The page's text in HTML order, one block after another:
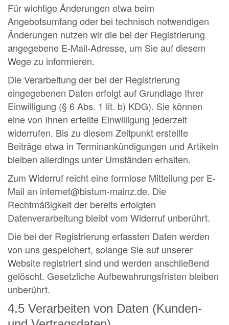
Für wichtige Änderungen etwa beim
Angebotsumfang oder bei technisch notwendigen
Änderungen nutzen wir die bei der Registrierung
angegebene E-Mail-Adresse, um Sie auf diesem
Wege zu informieren.
Die Verarbeitung der bei der Registrierung
eingegebenen Daten erfolgt auf Grundlage Ihrer
Einwilligung (§ 6 Abs. 1 lit. b) KDG). Sie können
eine von Ihnen erteilte Einwilligung jederzeit
widerrufen. Bis zu diesem Zeitpunkt erstellte
Beiträge etwa in Terminankündigungen und Artikeln
bleiben allerdings unter Umständen erhalten.
Zum Widerruf reicht eine formlose Mitteilung per E-
Mail an internet@bistum-mainz.de. Die
Rechtmäßigkeit der bereits erfolgten
Datenverarbeitung bleibt vom Widerruf unberührt.
Die bei der Registrierung erfassten Daten werden
von uns gespeichert, solange Sie auf unserer
Website registriert sind und werden anschließend
gelöscht. Gesetzliche Aufbewahrungsfristen bleiben
unberührt.
4.5 Verarbeiten von Daten (Kunden-